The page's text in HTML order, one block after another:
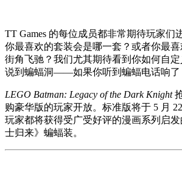
TT Games 的每位成员都非常期待玩家们
你最喜欢的套装会是哪一套？或者你最
街角飞驰？我们尤其期待看到你如何自定
说到蝙蝠洞——如果你听到蝙蝠电话响了
LEGO Batman: Legacy of the Dark Knight
购豪华版的玩家开放。标准版将于 5 月
玩家都将获得受广受好评的漫画系列启
士归来》蝙蝠装。